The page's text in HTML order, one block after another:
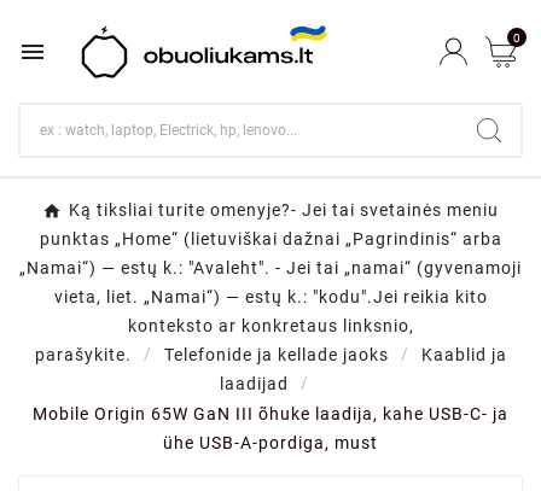
 0
Ką tiksliai turite omenyje?- Jei tai svetainės meniu
punktas „Home“ (lietuviškai dažnai „Pagrindinis“ arba
„Namai“) — estų k.: "Avaleht". - Jei tai „namai“ (gyvenamoji
vieta, liet. „Namai“) — estų k.: "kodu".Jei reikia kito
konteksto ar konkretaus linksnio,
parašykite.
Telefonide ja kellade jaoks
Kaablid ja
laadijad
Mobile Origin 65W GaN III õhuke laadija, kahe USB-C- ja
ühe USB-A-pordiga, must